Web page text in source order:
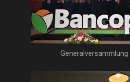
Generalversammlung